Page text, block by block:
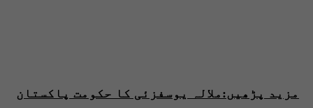
مزید پڑھیں:ملالہ یوسفزئی کا حکومت پاکستان